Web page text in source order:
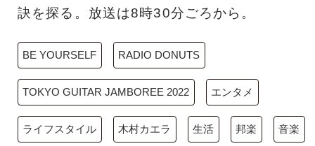
訣を探る。放送は8時30分ごろから。
BE YOURSELF RADIO DONUTS
TOKYO GUITAR JAMBOREE 2022 エンタメ
ライフスタイル 木村カエラ 生活 邦楽 音楽